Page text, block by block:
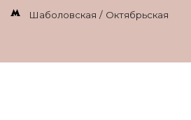
Шаболовская / Октябрьская